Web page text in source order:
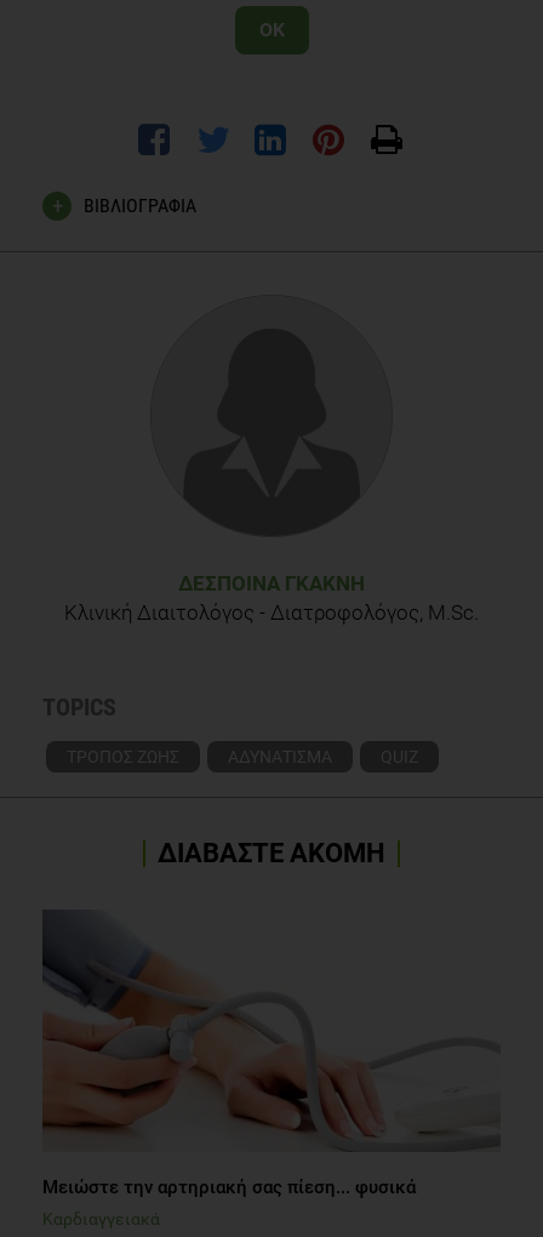
OK
ΒΙΒΛΙΟΓΡΑΦΙΑ
energy balance: effects on energy intakes and expenditure. J
Clin Sleep Med. 2013 Jan 15;9(1):73-80
ΔΈΣΠΟΙΝΑ ΓΚΑΚΝΉ
Κλινική Διαιτολόγος - Διατροφολόγος, M.Sc.
TOPICS
ΤΡΟΠΟΣ ΖΩΗΣ ΑΔΥΝΑΤΙΣΜΑ QUIZ
ΔΙΑΒΑΣΤΕ ΑΚΟΜΗ
Μειώστε την αρτηριακή σας πίεση... φυσικά
Καρδιαγγειακά